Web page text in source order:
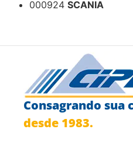
000924 SCANIA
Consagrando
desde 1983.